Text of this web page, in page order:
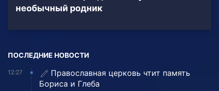
необычный родник
ПОСЛЕДНИЕ НОВОСТИ
12:27
Православная церковь чтит память
Бориса и Глеба